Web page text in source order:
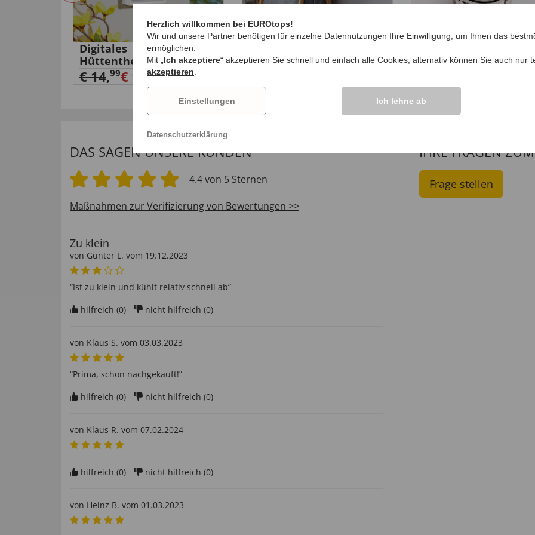
Digitales
Hüttenthermometer
€ 14,99€ 9, 99
Ablage
€ 29, 99€ 6,99
DAS SAGEN UNSERE KUNDEN
4.4 von 5 Sternen
Maßnahmen zur Verifizierung von Bewertungen >>
Zu klein
von Günter L . vom 19.12.2023
“Ist zu klein und kühlt relativ schnell ab”
hilfreich (0) nicht hilfreich (0)
von Klaus S. vom 03.03.2023
“Prima, schon nachgekauft!”
hilfreich (0) nicht hilfreich (0)
von Klaus R. vom 07.02.2024
hilfreich (0) nicht hilfreich (0)
von Heinz B. vom 01.03.2023
IHRE FRAGEN
Frage stellen
Herzlich willkommen bei EUROtops!
Wir und unsere Partner benötigen für einzelne Datennutzungen Ihre Einwilligung, um Ihnen das
ermöglichen.
Mit „ Ich akzeptiere“ akzeptieren Sie schnell und einfach alle Cookies, alternativ können Sie auch nur
akzeptieren
Einstellungen Ich lehne ab
Datenschutzerklärung